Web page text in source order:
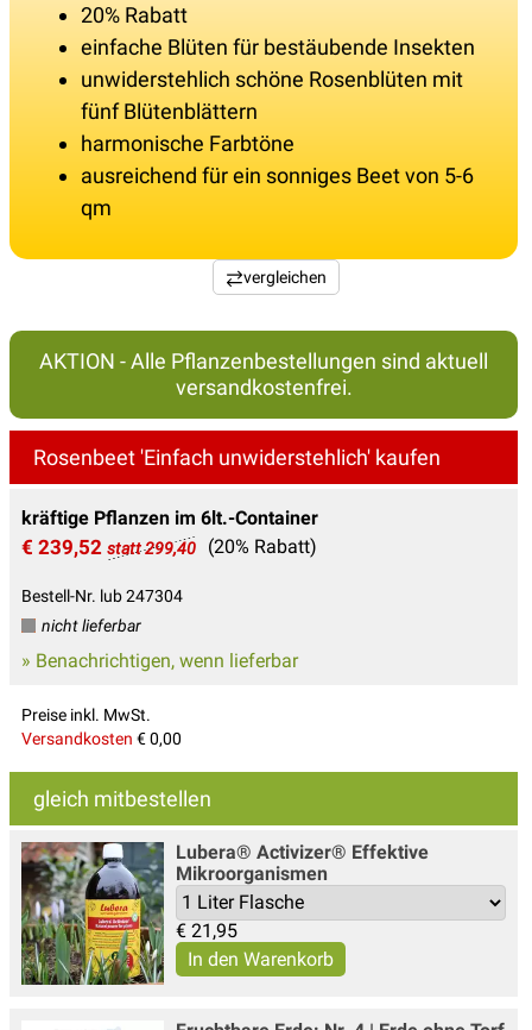
20% Rabatt
einfache Blüten für bestäubende Insekten
unwiderstehlich schöne Rosenblüten mit
fünf Blütenblättern
harmonische Farbtöne
ausreichend für ein sonniges Beet von 5-6
qm
vergleichen
AKTION - Alle Pflanzenbestellungen sind aktuell
versandkostenfrei.
Rosenbeet 'Einfach unwiderstehlich' kaufen
kräftige Pflanzen im 6lt.-Container
€ 239,52 statt 299,40 (20% Rabatt)
Bestell-Nr. lub 247304
nicht lieferbar
» Benachrichtigen, wenn lieferbar
Preise inkl. MwSt.
Versandkosten € 0,00
gleich mitbestellen
Lubera® Activizer® Effektive
Mikroorganismen
€ 21,95